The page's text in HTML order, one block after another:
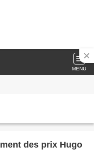
MENU
des prix Hugo